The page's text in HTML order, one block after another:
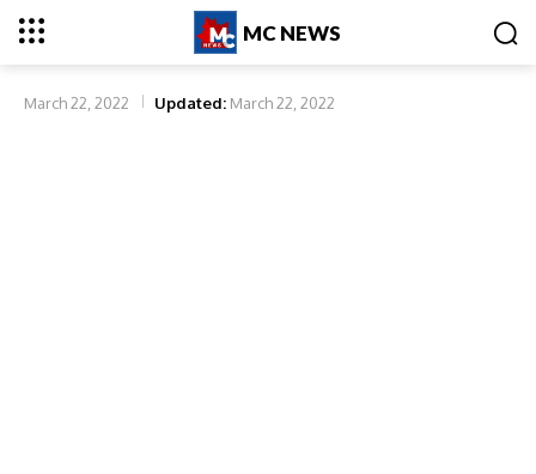
MC NEWS
March 22, 2022 Updated: March 22, 2022